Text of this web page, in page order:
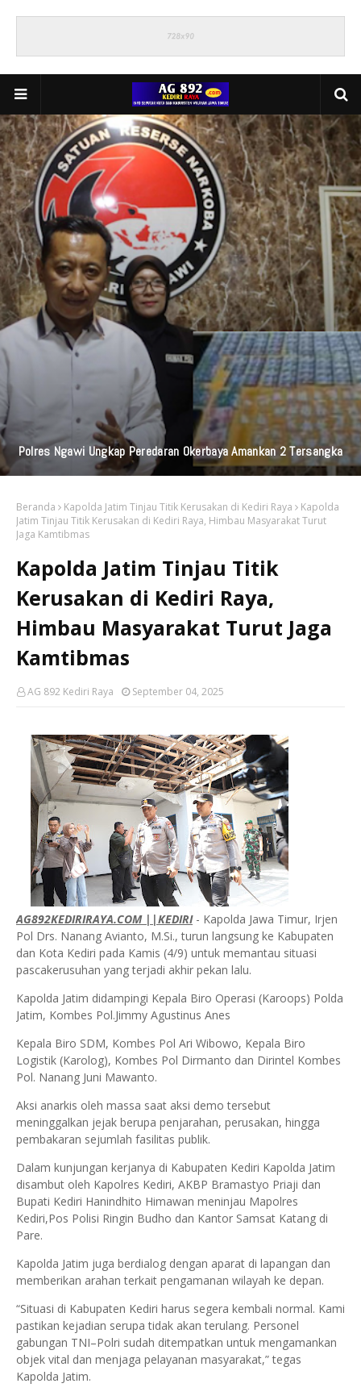
Polres Ngawi Ungkap Peredaran Okerbaya Amankan 2 Tersangka
Beranda Kapolda Jatim Tinjau Titik Kerusakan di Kediri Raya
Kapolda
Jatim Tinjau Titik Kerusakan di Kediri Raya, Himbau Masyarakat Turut
Jaga Kamtibmas
Kapolda Jatim Tinjau Titik
Kerusakan di Kediri Raya,
Himbau Masyarakat Turut Jaga
Kamtibmas
AG 892 Kediri Raya September 04, 2025
AG892KEDIRIRAYA.COM ||KEDIRI- Kapolda Jawa Timur, Irjen
Pol Drs. Nanang Avianto, M.Si., turun langsung ke Kabupaten
dan Kota Kediri pada Kamis (4/9) untuk memantau situasi
pascakerusuhan yang terjadi akhir pekan lalu.
Kapolda Jatim didampingi Kepala Biro Operasi (Karoops) Polda
Jatim, Kombes Pol.Jimmy Agustinus Anes
Kepala Biro SDM, Kombes Pol Ari Wibowo, Kepala Biro
Logistik (Karolog), Kombes Pol Dirmanto dan Dirintel Kombes
Pol. Nanang Juni Mawanto.
Aksi anarkis oleh massa saat aksi demo tersebut
meninggalkan jejak berupa penjarahan, perusakan, hingga
pembakaran sejumlah fasilitas publik.
Dalam kunjungan kerjanya di Kabupaten Kediri Kapolda Jatim
disambut oleh Kapolres Kediri, AKBP Bramastyo Priaji dan
Bupati Kediri Hanindhito Himawan meninjau Mapolres
Kediri,Pos Polisi Ringin Budho dan Kantor Samsat Katang di
Pare.
Kapolda Jatim juga berdialog dengan aparat di lapangan dan
memberikan arahan terkait pengamanan wilayah ke depan.
“Situasi di Kabupaten Kediri harus segera kembali normal. Kami
pastikan kejadian serupa tidak akan terulang. Personel
gabungan TNI–Polri sudah ditempatkan untuk mengamankan
objek vital dan menjaga pelayanan masyarakat,” tegas
Kapolda Jatim.